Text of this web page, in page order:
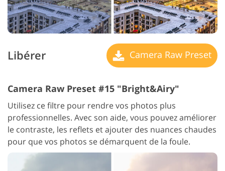
Libérer Camera Raw Preset
Camera Raw Preset #15 "Bright&Airy"
Utilisez ce filtre pour rendre vos photos plus
professionnelles. Avec son aide, vous pouvez améliorer
le contraste, les reflets et ajouter des nuances chaudes
pour que vos photos se démarquent de la foule.